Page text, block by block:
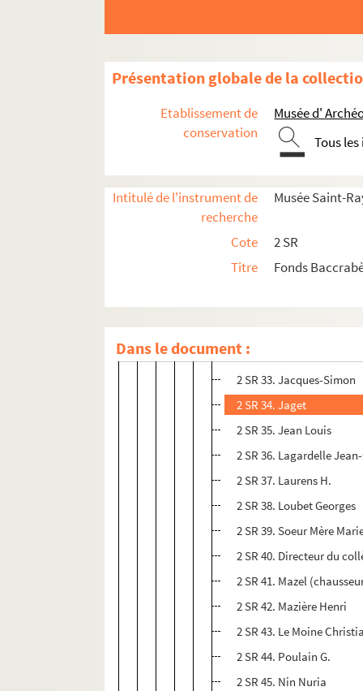
Présentation globale de la
Etablissement de
conservation
Musée d'
Tous
Intitulé de l'instrument de
recherche
Musée Saint-
Cote
2 SR
Titre
Fonds
Dans le document :
2 SR 21. Bezy Guy
2 SR 23. Breau
2 SR 24. Chevallier Pierre
2 SR 26. Dromy's
2 SR 32. Gagan
2 SR 33. Jacques-Simon
2 SR 34. Jaget
2 SR 35. Jean Louis
2 SR 36. Lagardelle
2 SR 37. Laurens H.
2 SR 38. Loubet Georges
2 SR 39. Soeur Mère
2 SR 40. Directeur du
2 SR 41. Mazel
2 SR 42. Mazière Henri
2 SR 43. Le Moine
2 SR 44. Poulain G.
2 SR 45. Nin Nuria